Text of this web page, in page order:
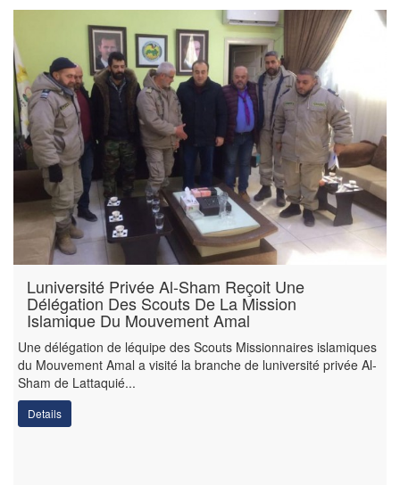
Luniversité Privée Al-Sham Reçoit Une
Délégation Des Scouts De La Mission
Islamique Du Mouvement Amal
Une délégation de léquipe des Scouts Missionnaires islamiques
du Mouvement Amal a visité la branche de luniversité privée Al-
Sham de Lattaquié...
Details